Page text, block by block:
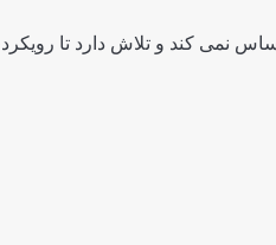
کند و تلاش دارد تا رویکردی